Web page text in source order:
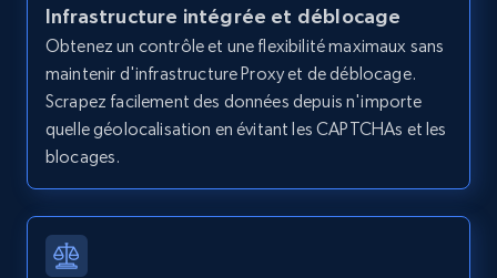
direct link as input
Zpid, City, State, HomeStatus, Address,
IsListingClaimedByCurrentSignedInUser,
IsCurrentSignedInAgentResponsible, Bedrooms,
and more.
12K+ 1.3K+ Essai gratuit
Infrastructure intégrée et déblocage
Obtenez un contrôle et une flexibilité maximaux sans
maintenir d'infrastructure Proxy et de déblocage.
Scrapez facilement des données depuis n'importe
quelle géolocalisation en évitant les CAPTCHAs et les
blocages.